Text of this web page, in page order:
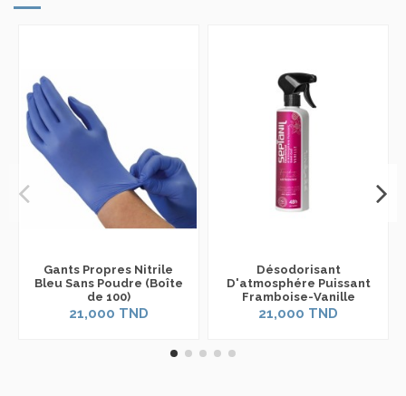
Gants Propres Nitrile
Bleu Sans Poudre (Boîte
de 100)
21,000 TND
Désodorisant
D'atmosphére Puissant
Framboise-Vanille
Septanil 500ml
21,000 TND